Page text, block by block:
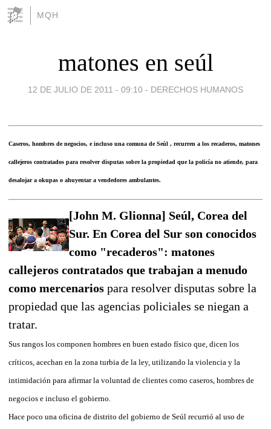
MQH
matones en seúl
12 DE JULIO DE 2011 - 09:10 - DERECHOS HUMANOS
Caseros, hombres de negocios, e incluso una comuna de Seúl , recurren a los recaderos, matones
callejeros contratados para resolver disputas sobre la propiedad que la policía no atiende, para
desalojar a okupas o ahuyentar a vendedores ambulantes.
[John M. Glionna] Seúl, Corea del
Sur. En Corea del Sur son conocidos
como "recaderos": matones
callejeros contratados que trabajan a menudo
como mercenarios para resolver disputas sobre la
propiedad que las agencias policiales se niegan a
tratar.
Sus rangos los componen hombres en buen estado físico que, dicen los
críticos, acechan en la zona turbia de la ley, utilizando la violencia y la
intimidación para afirmar la voluntad de clientes como caseros, hombres de
negocios e incluso el gobierno.
Hace poco una oficina de distrito del gobierno de Seúl recurrió al uso de